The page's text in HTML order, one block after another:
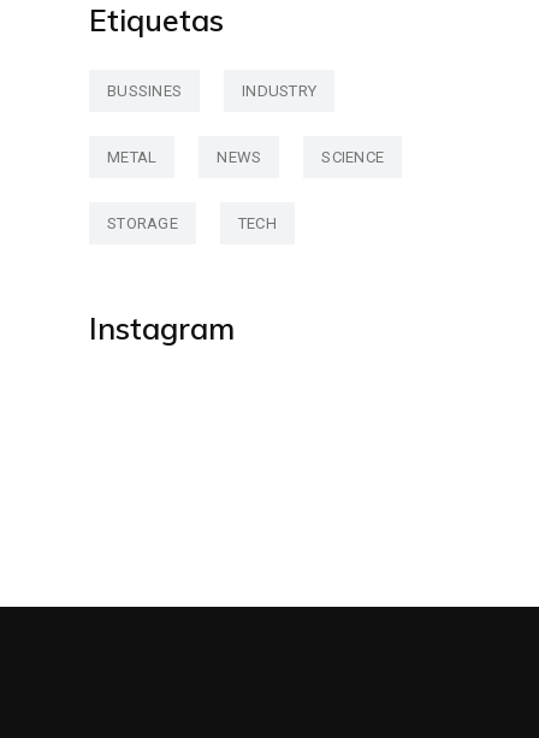
Etiquetas
BUSSINES INDUSTRY
METAL NEWS SCIENCE
STORAGE TECH
Instagram